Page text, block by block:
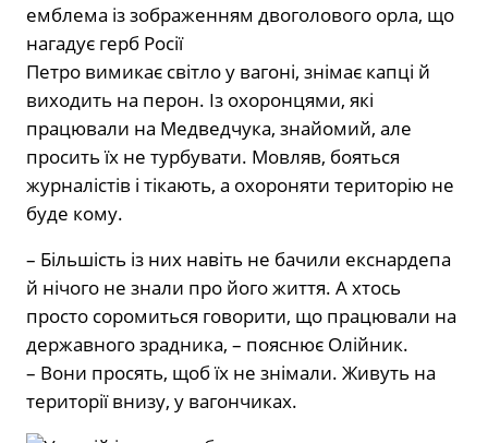
емблема із зображенням двоголового орла, що
нагадує герб Росії
Петро вимикає світло у вагоні, знімає капці й
виходить на перон. Із охоронцями, які
працювали на Медведчука, знайомий, але
просить їх не турбувати. Мовляв, бояться
журналістів і тікають, а охороняти територію не
буде кому.
– Більшість із них навіть не бачили екснардепа
й нічого не знали про його життя. А хтось
просто соромиться говорити, що працювали на
державного зрадника, – пояснює Олійник.
– Вони просять, щоб їх не знімали. Живуть на
території внизу, у вагончиках.